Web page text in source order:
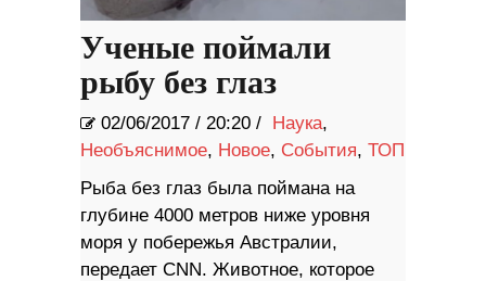
Ученые поймали
рыбу без глаз
02/06/2017 / 20:20 / Наука,
Необъяснимое, Новое, События, ТОП
Рыба без глаз была поймана на
глубине 4000 метров ниже уровня
моря у побережья Австралии,
передает CNN. Животное, которое